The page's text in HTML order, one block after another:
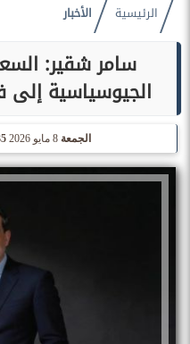
الرئيسية الأخبار
سامر شقير:
الجيوسياسية إلى
الجمعة